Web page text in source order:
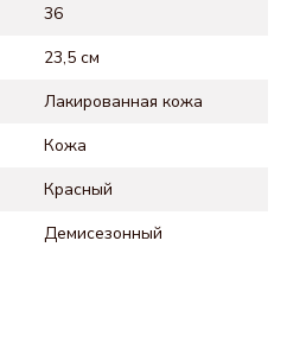
36
23,5 см
Лакированная кожа
Кожа
Красный
Демисезонный